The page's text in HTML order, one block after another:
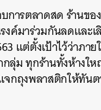
การตลาดสดร้านขอ
งค์มาร่วมกันลดและเ
แต่ตั้งเป้าไว้ว่าภาย
ลุ่มทุกร้านทั้งห้างใ
จกถุงพลาสติกให้ทัน